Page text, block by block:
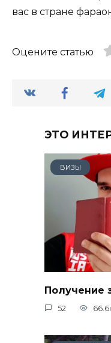
вас в стране
Оцените статью
ЭТО
ВИЗЫ
Получение
52